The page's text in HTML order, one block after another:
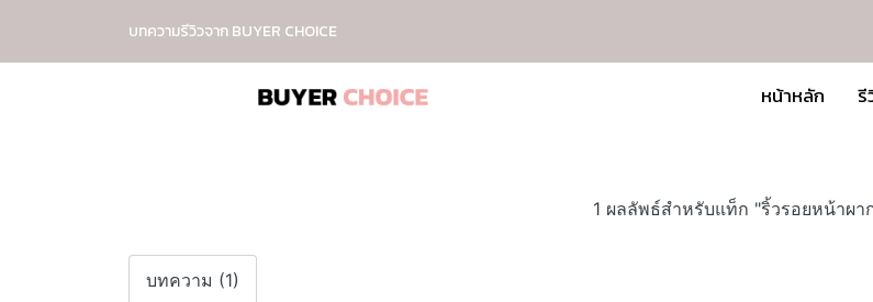
บทความรีวิวจาก BUYER CHOICE
หน้าหลัก
1 ผลลัพธ์สำหรับแท็ก "ริ้วรอยหน้าผา
บทความ (1)